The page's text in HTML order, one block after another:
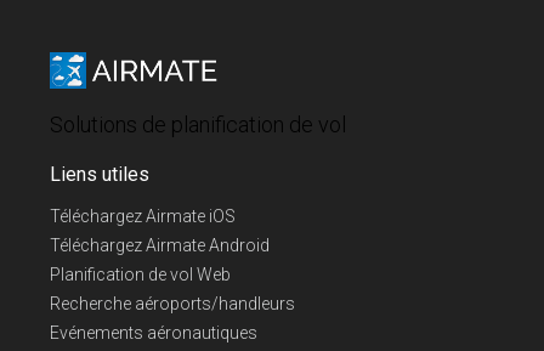
Solutions de planification de vol
Liens utiles
Téléchargez Airmate iOS
Téléchargez Airmate Android
Planification de vol Web
Recherche aéroports/handleurs
Evénements aéronautiques